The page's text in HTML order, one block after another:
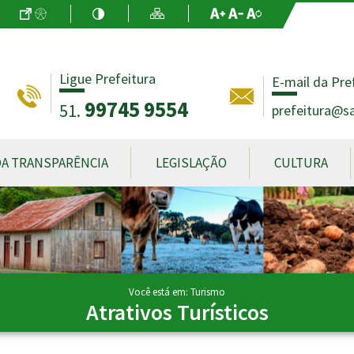
Ir para o Conteúdo
AcessibilidadeAlto ContrasteMapa do Site Aumentar
Diminuir
Fonte Original
Ligue Prefeitura
51. 99745 9554
E-mail da
TRANSPARÊNCIA LEGISLAÇÃO CULTURA
Você está em: Turismo
Atrativos Turísticos